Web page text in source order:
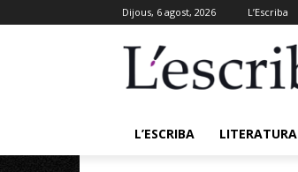
Dijous, 6 agost, 2026 L’Escriba
L’ESCRIBA LITERATURA